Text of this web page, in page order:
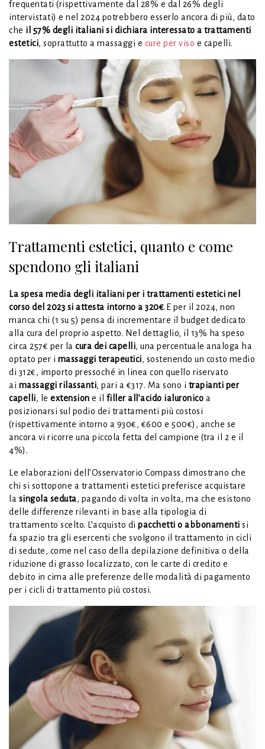
frequentati (rispettivamente dal 28% e dal 26% degli
intervistati) e nel 2024 potrebbero esserlo ancora di più, dato
che il 57% degli italiani si dichiara interessato a trattamenti
estetici, soprattutto a massaggi e cure per viso e capelli.
Trattamenti estetici, quanto e come
spendono gli italiani
La spesa media degli italiani per i trattamenti estetici nel
corso del 2023 si attesta intorno a 320€.E per il 2024, non
manca chi (1 su 5) pensa di incrementare il budget dedicato
alla cura del proprio aspetto. Nel dettaglio, il 13% ha speso
circa 257€ per la cura dei capelli, una percentuale analoga ha
optato per i massaggi terapeutici, sostenendo un costo medio
di 312€, importo pressoché in linea con quello riservato
ai massaggi rilassanti, pari a €317. Ma sono i trapianti per
capelli, le extension e il filler all’acido ialuronico a
posizionarsi sul podio dei trattamenti più costosi
(rispettivamente intorno a 930€, €600 e 500€), anche se
ancora vi ricorre una piccola fetta del campione (tra il 2 e il
4%).
Le elaborazioni dell’Osservatorio Compass dimostrano che
chi si sottopone a trattamenti estetici preferisce acquistare
la singola seduta, pagando di volta in volta, ma che esistono
delle differenze rilevanti in base alla tipologia di
trattamento scelto. L’acquisto di pacchetti o abbonamenti si
fa spazio tra gli esercenti che svolgono il trattamento in cicli
di sedute, come nel caso della depilazione definitiva o della
riduzione di grasso localizzato, con le carte di credito e
debito in cima alle preferenze delle modalità di pagamento
per i cicli di trattamento più costosi.